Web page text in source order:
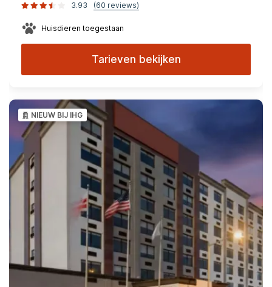
3.93
(60 reviews)
Huisdieren toegestaan
Tarieven bekijken
NIEUW BIJ IHG